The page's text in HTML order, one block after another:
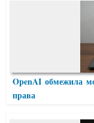
OpenAI обмежила
права